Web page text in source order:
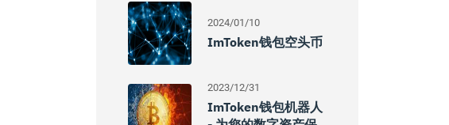
2024/01/10
ImToken钱包空头币
2023/12/31
ImToken钱包机器人